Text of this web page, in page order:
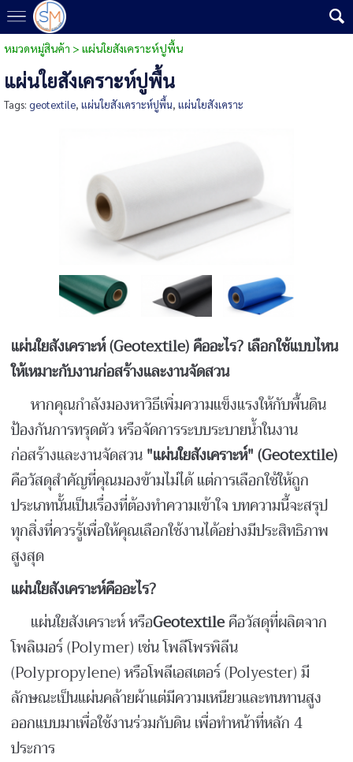
หมวดหมู่สินค้า > แผ่นใยสังเคราะห์ปูพื้น
แผ่นใยสังเคราะห์ปูพื้น
Tags: geotextile, แผ่นใยสังเคราะห์ปูพื้น, แผ่นใยสังเคราะ
แผ่นใยสังเคราะห์ (Geotextile)คืออะไร?เลือกใช้แบบไหน
ให้เหมาะกับงานก่อสร้างและงานจัดสวน
หากคุณกำลังมองหาวิธีเพิ่มความแข็งแรงให้กับพื้นดิน
ป้องกันการทรุดตัว หรือจัดการระบบระบายน้ำในงาน
ก่อสร้างและงานจัดสวน"แผ่นใยสังเคราะห์" (Geotextile)
คือวัสดุสำคัญที่คุณมองข้ามไม่ได้ แต่การเลือกใช้ให้ถูก
ประเภทนั้นเป็นเรื่องที่ต้องทำความเข้าใจ บทความนี้จะสรุป
ทุกสิ่งที่ควรรู้เพื่อให้คุณเลือกใช้งานได้อย่างมีประสิทธิภาพ
สูงสุด
แผ่นใยสังเคราะห์คืออะไร?
แผ่นใยสังเคราะห์ หรือGeotextileคือวัสดุที่ผลิตจาก
โพลิเมอร์ (Polymer) เช่น โพลีโพรพิลีน
(Polypropylene) หรือโพลีเอสเตอร์ (Polyester) มี
ลักษณะเป็นแผ่นคล้ายผ้าแต่มีความเหนียวและทนทานสูง
ออกแบบมาเพื่อใช้งานร่วมกับดิน เพื่อทำหน้าที่หลัก 4
ประการ